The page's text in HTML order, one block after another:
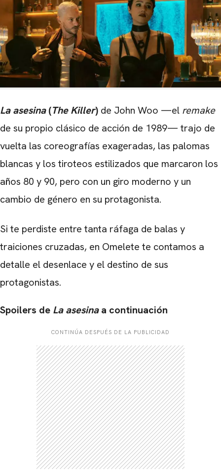
La asesina(The Killer) de John Woo —el remake
de su propio clásico de acción de 1989— trajo de
vuelta las coreografías exageradas, las palomas
blancas y los tiroteos estilizados que marcaron los
años 80 y 90, pero con un giro moderno y un
cambio de género en su protagonista.
Si te perdiste entre tanta ráfaga de balas y
traiciones cruzadas, en Omelete te contamos a
detalle el desenlace y el destino de sus
protagonistas.
Spoilers de La asesinaa continuación
CONTINÚA DESPUÉS DE LA PUBLICIDAD